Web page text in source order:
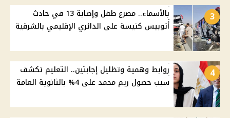
3
بالأسماء.. مصرع طفل وإصابة 13 في حادث
أتوبيس كنيسة على الدائري الإقليمي بالشرقية
4
روابط وهمية وتظليل إجابتين.. التعليم تكشف
سبب حصول ريم محمد على 4% بالثانوية العامة